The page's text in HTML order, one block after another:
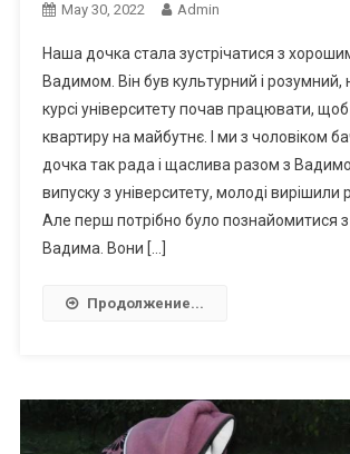
May 30, 2022 Admin
Наша дочка стала зустрічатися з
Вадимом. Він був культурний і
курсі університету почав працювати,
квартиру на майбутнє. І ми з чоловіком
дочка так рада і щаслива разом з
випуску з університету, молоді вирішили
Але перш потрібно було познайомитися
Вадима. Вони […]
Продолжение...